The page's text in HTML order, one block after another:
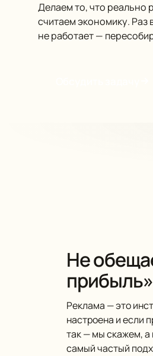
Делаем то, что реально
считаем экономику. Раз
не работает —
Не
прибыль»
Реклама — это
настроена и если
так — мы скажем,
самый частый